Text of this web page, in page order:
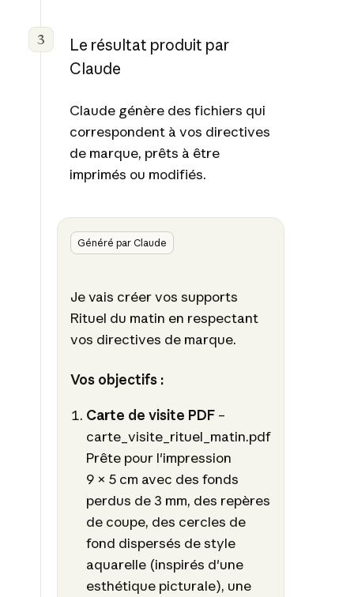
3
Le résultat produit par
Claude
Claude génère des fichiers qui
correspondent à vos directives
de marque, prêts à être
imprimés ou modifiés.
Généré par Claude
Je vais créer vos supports
Rituel du matin en respectant
vos directives de marque.
Vos objectifs :
Carte de visite PDF –
carte_visite_rituel_matin.pdf
Prête pour l'impression
9 × 5 cm avec des fonds
perdus de 3 mm, des repères
de coupe, des cercles de
fond dispersés de style
aquarelle (inspirés d'une
esthétique picturale), une